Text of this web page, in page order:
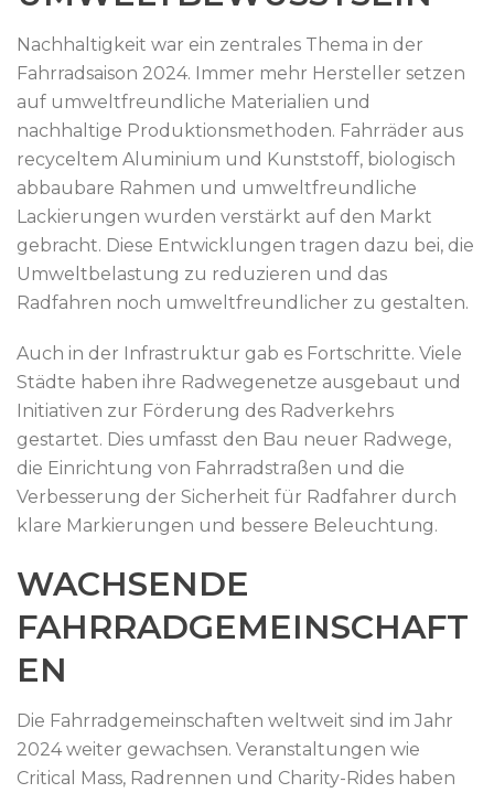
Nachhaltigkeit war ein zentrales Thema in der
Fahrradsaison 2024. Immer mehr Hersteller setzen
auf umweltfreundliche Materialien und
nachhaltige Produktionsmethoden. Fahrräder aus
recyceltem Aluminium und Kunststoff, biologisch
abbaubare Rahmen und umweltfreundliche
Lackierungen wurden verstärkt auf den Markt
gebracht. Diese Entwicklungen tragen dazu bei, die
Umweltbelastung zu reduzieren und das
Radfahren noch umweltfreundlicher zu gestalten.
Auch in der Infrastruktur gab es Fortschritte. Viele
Städte haben ihre Radwegenetze ausgebaut und
Initiativen zur Förderung des Radverkehrs
gestartet. Dies umfasst den Bau neuer Radwege,
die Einrichtung von Fahrradstraßen und die
Verbesserung der Sicherheit für Radfahrer durch
klare Markierungen und bessere Beleuchtung.
WACHSENDE
FAHRRADGEMEINSCHAFT
EN
Die Fahrradgemeinschaften weltweit sind im Jahr
2024 weiter gewachsen. Veranstaltungen wie
Critical Mass, Radrennen und Charity-Rides haben